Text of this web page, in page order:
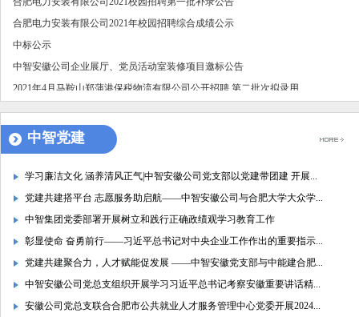
2021年4月马鞍山郑蒲港保税物流有限公司公开招聘 第一批次拟录...
合肥庐源电力工程有限公司2021年高校毕业生招聘公告
“喜迎二十大，奋进新征程”中智集团发展成就展
中智党建
学习廉洁文化 涵养清风正气|中智安徽公司党支部以党建带团建 开展...
党建共建搭平台 志愿服务助启航——中智安徽公司与合肥大学大众学...
中智集团党委部署开展树立和践行正确政绩观学习教育工作
彰显使命 奋勇前行——习近平总书记对中央企业工作作出的重要指示...
党建共建聚合力，人才赋能促发展 ——中智安徽党支部与中能建合肥...
中智安徽公司党总支组织开展学习习近平总书记考察安徽重要讲话精...
安徽公司党总支联合合肥市公共就业人才服务管理中心党委开展2024...